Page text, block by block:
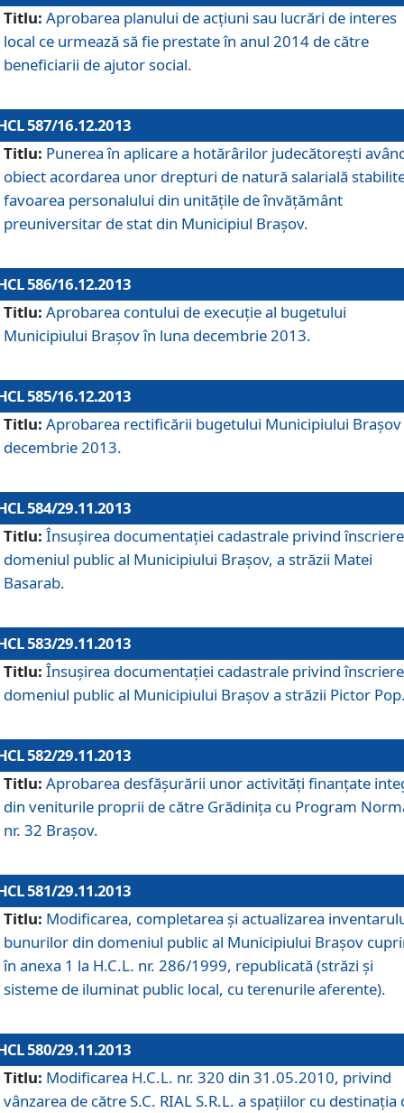
Titlu: Aprobarea planului de acţiuni sau lucrări de interes
local ce urmează să fie prestate în anul 2014 de către
beneficiarii de ajutor social.
587/16.12.2013
Titlu: Punerea în aplicare a hotărârilor judecătoreşti
obiect acordarea unor drepturi de natură salarială
favoarea personalului din unităţile de învăţământ
preuniversitar de stat din Municipiul Braşov.
586/16.12.2013
Titlu: Aprobarea contului de execuţie al bugetului
Municipiului Braşov în luna decembrie 2013.
585/16.12.2013
Titlu: Aprobarea rectificării bugetului Municipiului Braşov
decembrie 2013.
584/29.11.2013
Titlu: Însuşirea documentaţiei cadastrale privind
domeniul public al Municipiului Braşov, a străzii Matei
Basarab.
583/29.11.2013
Titlu: Însuşirea documentaţiei cadastrale privind
domeniul public al Municipiului Braşov a străzii Pictor
582/29.11.2013
Titlu: Aprobarea desfăşurării unor activităţi finanţate
din veniturile proprii de către Grădiniţa cu Program
nr. 32 Braşov.
581/29.11.2013
Titlu: Modificarea, completarea şi actualizarea
bunurilor din domeniul public al Municipiului Braşov
în anexa 1 la H.C.L. nr. 286/1999, republicată (străzi şi
sisteme de iluminat public local, cu terenurile aferente).
580/29.11.2013
Titlu: Modificarea H.C.L. nr. 320 din 31.05.2010, privind
vânzarea de către S.C. RIAL S.R.L. a spaţiilor cu destinaţia